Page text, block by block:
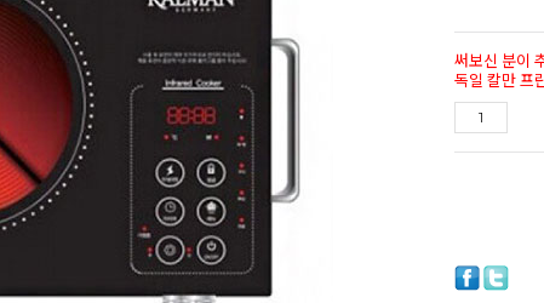
써보신 분이
독일 칼만 프